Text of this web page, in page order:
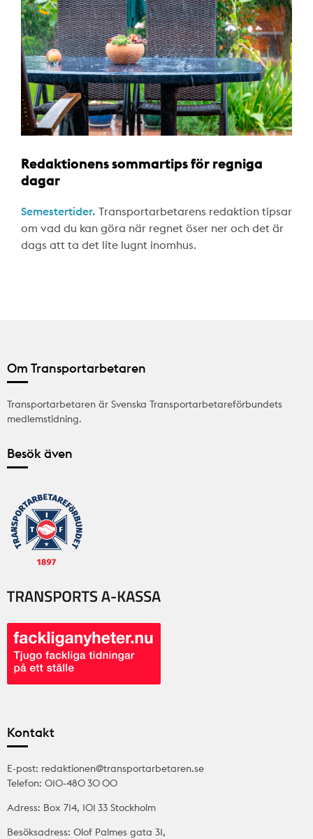
Redaktionens sommartips för regniga
dagar
Semestertider. Transportarbetarens redaktion tipsar
om vad du kan göra när regnet öser ner och det är
dags att ta det lite lugnt inomhus.
Om Transportarbetaren
Transportarbetaren är Svenska Transportarbetareförbundets
medlemstidning.
Besök även
Kontakt
E-post: redaktionen@transportarbetaren.se
Telefon: 010-480 30 00
Adress: Box 714, 101 33 Stockholm
Besöksadress: Olof Palmes gata 31,